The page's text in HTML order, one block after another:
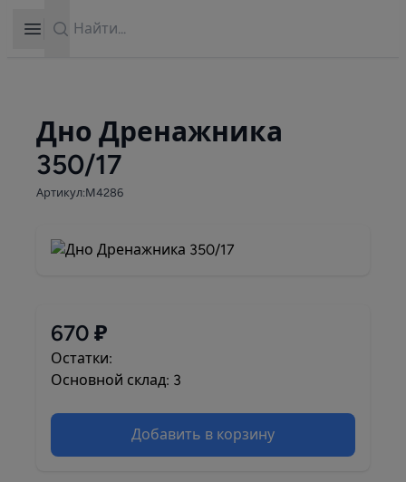
Open sidebar
Дно Дренажника
350/17
Артикул:М4286
670 ₽
Остатки:
Основной склад: 3
Добавить в корзину